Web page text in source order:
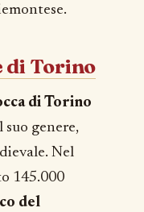
di Torino
di Torino
suo genere,
Nel
145.000
del